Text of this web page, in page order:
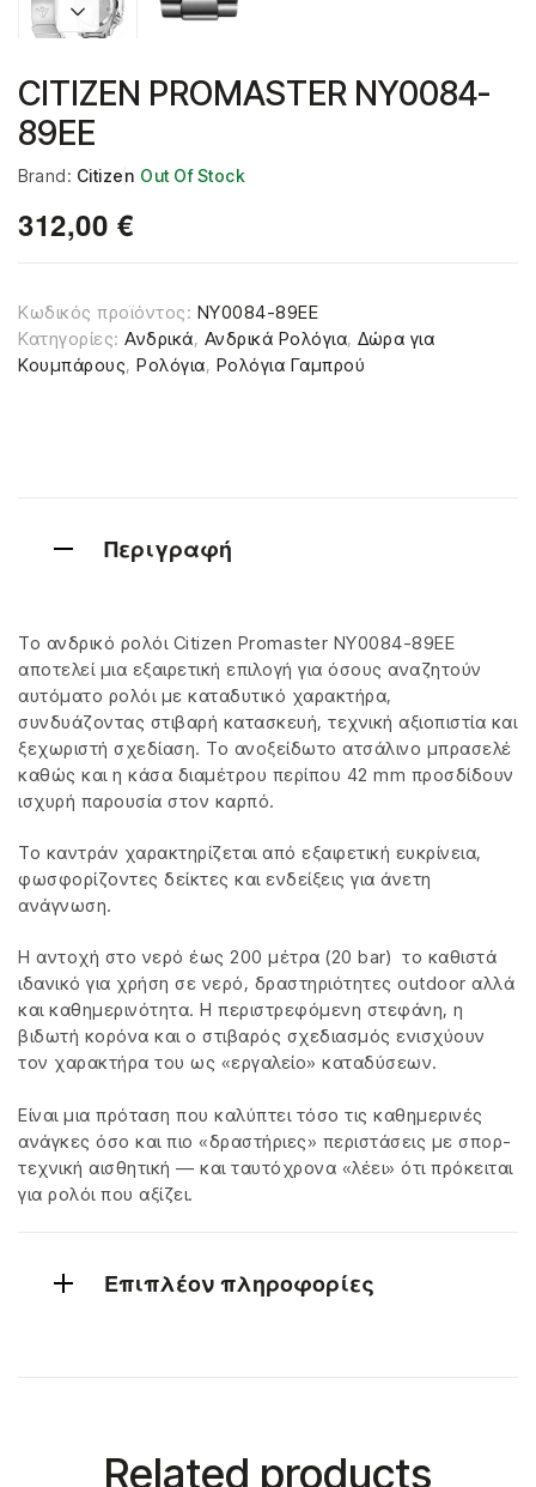
CITIZEN PROMASTER NY0084-
89EE
Brand: Citizen Out Of Stock
312,00 €
Κωδικός προϊόντος: NY0084-89EE
Κατηγορίες: Ανδρικά, Ανδρικά Ρολόγια, Δώρα για
Κουμπάρους, Ρολόγια, Ρολόγια Γαμπρού
Περιγραφή
Το ανδρικό ρολόι Citizen Promaster NY0084-89EE
αποτελεί μια εξαιρετική επιλογή για όσους αναζητούν
αυτόματο ρολόι με καταδυτικό χαρακτήρα,
συνδυάζοντας στιβαρή κατασκευή, τεχνική αξιοπιστία και
ξεχωριστή σχεδίαση. Το ανοξείδωτο ατσάλινο μπρασελέ
καθώς και η κάσα διαμέτρου περίπου 42 mm προσδίδουν
ισχυρή παρουσία στον καρπό.
Το καντράν χαρακτηρίζεται από εξαιρετική ευκρίνεια,
φωσφορίζοντες δείκτες και ενδείξεις για άνετη
ανάγνωση.
Η αντοχή στο νερό έως 200 μέτρα (20 bar) το καθιστά
ιδανικό για χρήση σε νερό, δραστηριότητες outdoor αλλά
και καθημερινότητα. Η περιστρεφόμενη στεφάνη, η
βιδωτή κορόνα και ο στιβαρός σχεδιασμός ενισχύουν
τον χαρακτήρα του ως «εργαλείο» καταδύσεων.
Είναι μια πρόταση που καλύπτει τόσο τις καθημερινές
ανάγκες όσο και πιο «δραστήριες» περιστάσεις με σπορ-
τεχνική αισθητική — και ταυτόχρονα «λέει» ότι πρόκειται
για ρολόι που αξίζει.
Επιπλέον πληροφορίες
Related products